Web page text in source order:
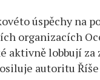
úspěchy na
organizacích
aktivně lobbují
autoritu